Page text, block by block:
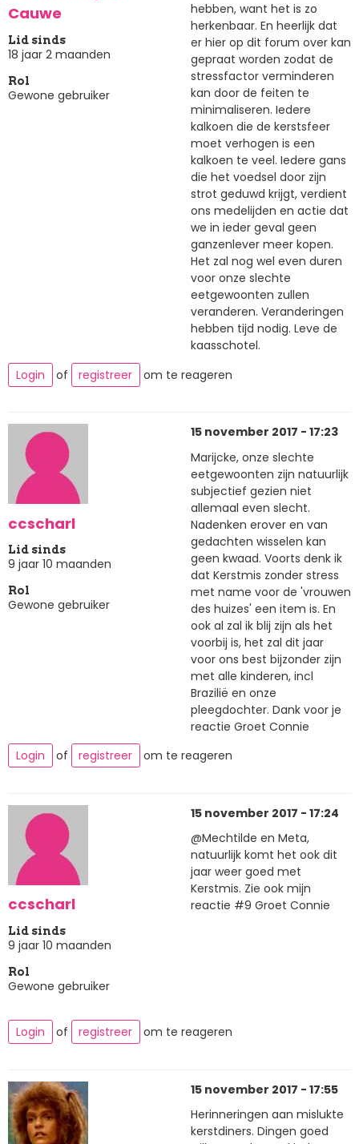
Cauwe
Lid sinds
18 jaar 2 maanden
Rol
Gewone gebruiker
hebben, want het is zo
herkenbaar. En heerlijk dat
er hier op dit forum over kan
gepraat worden zodat de
stressfactor verminderen
kan door de feiten te
minimaliseren. Iedere
kalkoen die de kerstsfeer
moet verhogen is een
kalkoen te veel. Iedere gans
die het voedsel door zijn
strot geduwd krijgt, verdient
ons medelijden en actie dat
we in ieder geval geen
ganzenlever meer kopen.
Het zal nog wel even duren
voor onze slechte
eetgewoonten zullen
veranderen. Veranderingen
hebben tijd nodig. Leve de
kaasschotel.
Login
of registreer om te reageren
ccscharl
Lid sinds
9 jaar 10 maanden
Rol
Gewone gebruiker
15 november 2017 - 17:23
Marijcke, onze slechte
eetgewoonten zijn natuurlijk
subjectief gezien niet
allemaal even slecht.
Nadenken erover en van
gedachten wisselen kan
geen kwaad. Voorts denk ik
dat Kerstmis zonder stress
met name voor de 'vrouwen
des huizes' een item is. En
ook al zal ik blij zijn als het
voorbij is, het zal dit jaar
voor ons best bijzonder zijn
met alle kinderen, incl
Brazilië en onze
pleegdochter. Dank voor je
reactie Groet Connie
Login
of registreer om te reageren
ccscharl
Lid sinds
9 jaar 10 maanden
Rol
Gewone gebruiker
15 november 2017 - 17:24
@Mechtilde en Meta,
natuurlijk komt het ook dit
jaar weer goed met
Kerstmis. Zie ook mijn
reactie #9 Groet Connie
Login of registreer om te reageren
15 november 2017 - 17:55
Herinneringen aan mislukte
kerstdiners. Dingen goed